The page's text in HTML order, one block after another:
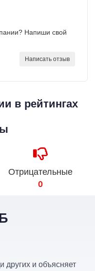
Напиши свой
Написать отзыв
в рейтингах
Отрицательные
0
других и объясняет